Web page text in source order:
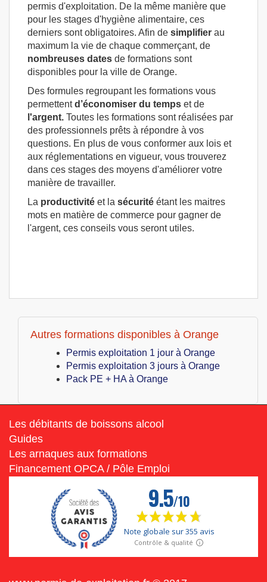
permis d'exploitation. De la même manière que
pour les stages d'hygiène alimentaire, ces
derniers sont obligatoires. Afin de simplifier au
maximum la vie de chaque commerçant, de
nombreuses dates de formations sont
disponibles pour la ville de Orange.
Des formules regroupant les formations vous
permettentd’économiser du temps et de
l'argent. Toutes les formations sont réalisées par
des professionnels prêts à répondre à vos
questions. En plus de vous conformer aux lois et
aux réglementations en vigueur, vous trouverez
dans ces stages des moyens d'améliorer votre
manière de travailler.
La productivité et la sécurité étant les maitres
mots en matière de commerce pour gagner de
l'argent, ces conseils vous seront utiles.
Autres formations disponibles à Orange
Permis exploitation 1 jour à Orange
Permis exploitation 3 jours à Orange
Pack PE + HA à Orange
Les débitants de boissons alcool
Guides
Les arnaques aux formations
Financement OPCA / Pôle Emploi